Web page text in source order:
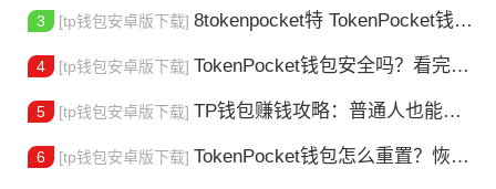
3 [tp钱包安卓版下载] 8tokenpocket特 TokenPocket钱包特色功能详解，新手老手都该知道
4 [tp钱包安卓版下载] TokenPocket钱包安全吗？看完这篇你就懂了
5 [tp钱包安卓版下载] TP钱包赚钱攻略：普通人也能做的几种方式
6 [tp钱包安卓版下载] TokenPocket钱包怎么重置？恢复出厂设置方法详解